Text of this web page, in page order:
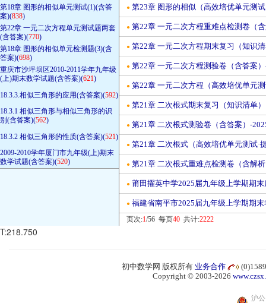
第18章 图形的相似单元测试(1)(含答
案)(838)
第22章 一元二次方程单元测试题两套
(含答案)(770)
第18章 图形的相似单元检测题(3)(含
答案)(698)
重庆市沙坪坝区2010-2011学年九年级
(上)期末数学试题(含答案)(621)
18.3.3.相似三角形的应用(含答案)(592)
18.3.1 相似三角形与相似三角形的识
别(含答案)(562)
18.3.2 相似三角形的性质(含答案)(521)
2009-2010学年厦门市九年级(上)期末
数学试题(含答案)(520)
● 第23章 图形的相似（高效培优单元测
● 第22章 一元二次方程重难点检测卷（
● 第22章 一元二次方程期末复习（知识
● 第22章 一元二次方程测验卷（含答案
● 第22章 一元二次方程（高效培优单元
● 第21章 二次根式期末复习（知识清单
● 第21章 二次根式测验卷（含答案）-
● 第21章 二次根式（高效培优单元测试·
● 第21章 二次根式重难点检测卷（含解
● 莆田擢英中学2025届九年级上学期期
● 福建省南平市2025届九年级上学期期
页次:1/56 每页40 共计:2222
T:218.750
初中数学网 版权所有 业务合作
Copyright © 2003-2026
沪公